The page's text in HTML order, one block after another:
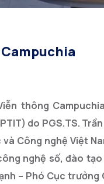
thông
do PGS.TS.
Công nghệ Việt
nghệ số, đào
– Phó Cục